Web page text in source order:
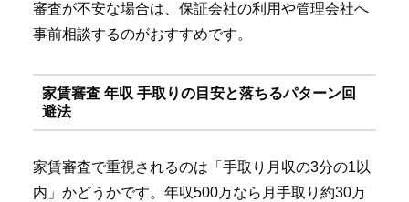
審査が不安な場合は、保証会社の利用や管理会社へ
事前相談するのがおすすめです。
家賃審査 年収 手取りの目安と落ちるパターン回
避法
家賃審査で重視されるのは「手取り月収の3分の1以
内」かどうかです。年収500万なら月手取り約30万